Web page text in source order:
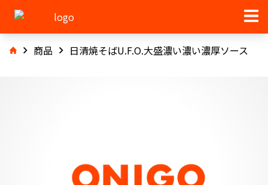
商品 日清焼そばU.F.O.大盛濃い濃い濃厚ソース